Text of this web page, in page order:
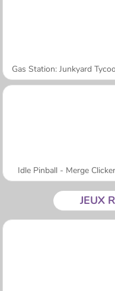
Gas Station: Junkyard
Idle Pinball - Merge Clicker
JEUX